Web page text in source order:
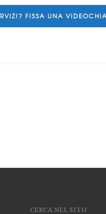
FISSA UNA
CERCA NEL SITO